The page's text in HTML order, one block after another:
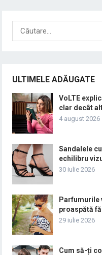
după:
ULTIMELE ADĂUGATE
VoLTE
clar decât
4 august 2026
Sandalele
echilibru
30 iulie 2026
Parfumurile
proaspătă
29 iulie 2026
Cum să-ți